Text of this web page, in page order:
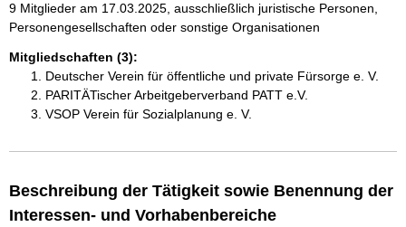
9 Mitglieder am 17.03.2025, ausschließlich juristische Personen,
Personengesellschaften oder sonstige Organisationen
Mitgliedschaften (3):
Deutscher Verein für öffentliche und private Fürsorge e. V.
PARITÄTischer Arbeitgeberverband PATT e.V.
VSOP Verein für Sozialplanung e. V.
Beschreibung der Tätigkeit sowie Benennung der
Interessen- und Vorhabenbereiche